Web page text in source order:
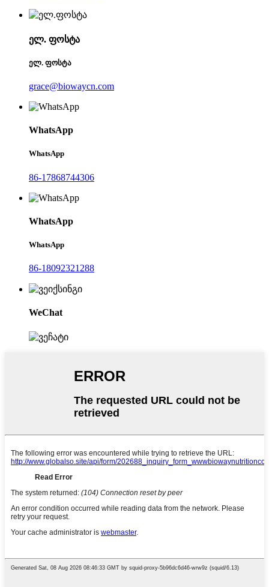
ელ. ფოსტა
ელ. ფოსტა
grace@biowaycn.com
WhatsApp
WhatsApp
86-17868744306
WhatsApp
WhatsApp
86-18092321288
WeChat